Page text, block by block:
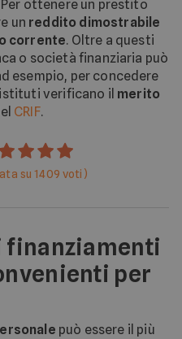
Per ottenere un prestito
un reddito dimostrabile
corrente. Oltre a questi
o società finanziaria può
esempio, per concedere
verificano il merito
CRIF.
su1409 voti)
finanziamenti
per
può essere il più